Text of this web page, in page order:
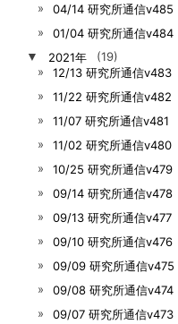
04/14 研究所通信
01/04 研究所通信
▼
2021年
(19)
12/13 研究所通信
11/22 研究所通信
11/07 研究所通信v481
11/02 研究所通信v480
10/25 研究所通信
09/14 研究所通信
09/13 研究所通信
09/10 研究所通信
09/09 研究所通信
09/08 研究所通信
09/07 研究所通信